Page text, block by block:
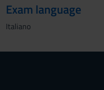
Exam language
Italiano